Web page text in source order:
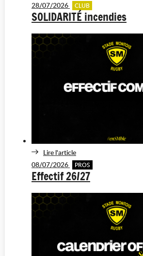
28/07/2026
CLUB
SOLIDARITÉ incendies
Lire l'article
08/07/2026
PROS
Effectif 26/27